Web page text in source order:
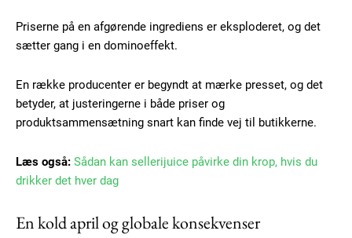
Priserne på en afgørende ingrediens er eksploderet, og det
sætter gang i en dominoeffekt.
En række producenter er begyndt at mærke presset, og det
betyder, at justeringerne i både priser og
produktsammensætning snart kan finde vej til butikkerne.
Læs også: Sådan kan sellerijuice påvirke din krop, hvis du
drikker det hver dag
En kold april og globale konsekvenser